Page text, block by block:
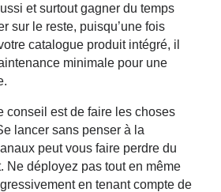
et surtout gagner du temps
sur le reste, puisqu’une fois
catalogue produit intégré, il
minimale pour une
conseil est de faire les choses
lancer sans penser à la
peut vous faire perdre du
Ne déployez pas tout en même
en tenant compte de